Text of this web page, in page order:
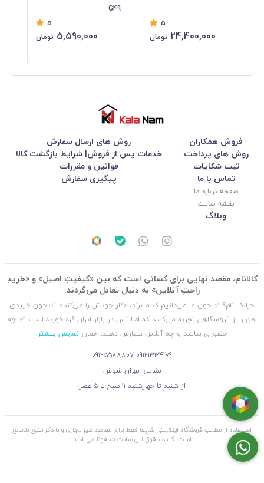
5
24,400,000 تومان
G49
5
5,590,000 تومان
فروش همکاران
روش های ارسال سفارش
روش های پرداخت
خدمات پس از فروش| شرایط بازگشت کالا
ثبت شکایات
قوانین و مقررات
تماس با ما
صفحه درباره ما
نقشه سایت
پیگیری سفارش
وبلاگ
کالانام، مقصدِ نهایی برای کسانی است که بین «کیفیتِ اصیل» و «خریدِ
راحتِ آنلاین» به دنبال تعادل می‌گردند.
چرا کالانام؟ ✅ چون ما می‌دانیم کدام برند، «کارِ خودش را می‌کند». ✅ چون خریدی
امن را از فروشگاهی تجربه می‌کنید که اصالتش در بازارِ ایران گره خورده است. ✅ چه
حضوری بیایید و چه آنلاین سفارش دهید، همان نمایش بیشتر
09121334179
09125588807
نشانی: تهران شوش
از شنبه تا چهارشنبه ۱۱ صبح تا ۵ عصر
استفاده از مطالب فروشگاه اینترنتی شاپفا فقط برای مقاصد غیر تجاری و با ذکر منبع بلامانع
است. کليه حقوق اين سايت محفوظ می‌باشد